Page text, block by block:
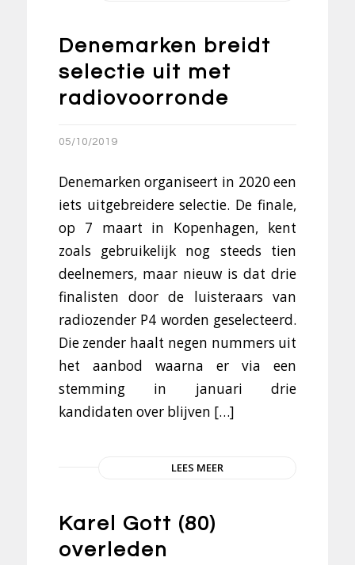
Denemarken breidt
selectie uit met
radiovoorronde
05/10/2019
Denemarken organiseert in 2020 een
iets uitgebreidere selectie. De finale,
op 7 maart in Kopenhagen, kent
zoals gebruikelijk nog steeds tien
deelnemers, maar nieuw is dat drie
finalisten door de luisteraars van
radiozender P4 worden geselecteerd.
Die zender haalt negen nummers uit
het aanbod waarna er via een
stemming in januari drie
kandidaten over blijven […]
LEES MEER
Karel Gott (80)
overleden